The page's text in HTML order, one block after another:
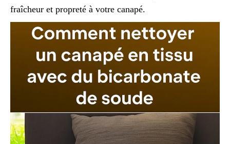
fraîcheur et propreté à votre canapé.